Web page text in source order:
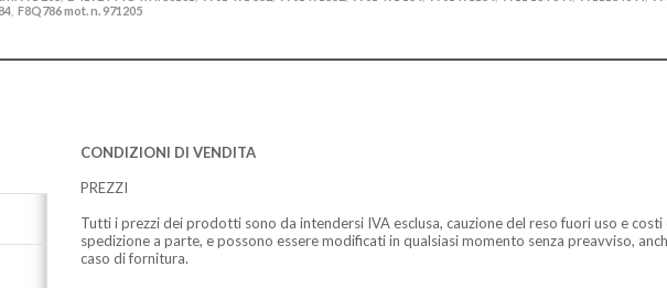
F8Q786 mot. n. 971205
CONDIZIONI DI VENDITA
PREZZI
Tutti i prezzi dei prodotti sono da intendersi IVA esclusa, cauzione del reso fuori uso e costi
spedizione a parte, e possono essere modificati in qualsiasi momento senza preavviso,
caso di fornitura.